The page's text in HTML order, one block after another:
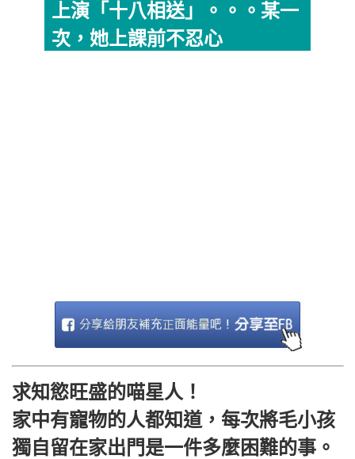
上演「十八相送」。。。某一
次，她上課前不忍心
求知慾旺盛的喵星人！
家中有寵物的人都知道，每次將毛小孩
獨自留在家出門是一件多麼困難的事。